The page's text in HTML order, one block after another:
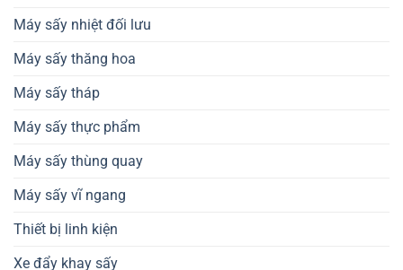
Máy sấy nhiệt đối lưu
Máy sấy thăng hoa
Máy sấy tháp
Máy sấy thực phẩm
Máy sấy thùng quay
Máy sấy vĩ ngang
Thiết bị linh kiện
Xe đẩy khay sấy